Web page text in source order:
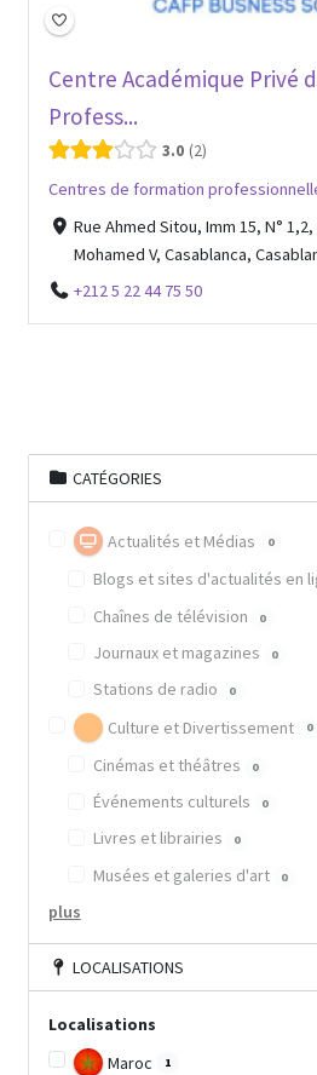
Centre Académique Privé
Profess...
3.0 2
Centres de formation
Rue Ahmed Sitou, Imm 15, N°
Mohamed V, Casablanca,
+212 5 22 44 75 50
CATÉGORIES
Actualités et Médias 0
Blogs et sites d'actualités en
Chaînes de télévision 0
Journaux et magazines 0
Stations de radio 0
Culture et Divertissement 0
Cinémas et théâtres 0
Événements culturels 0
Livres et librairies 0
Musées et galeries d'art 0
plus
LOCALISATIONS
Localisations
Maroc
1